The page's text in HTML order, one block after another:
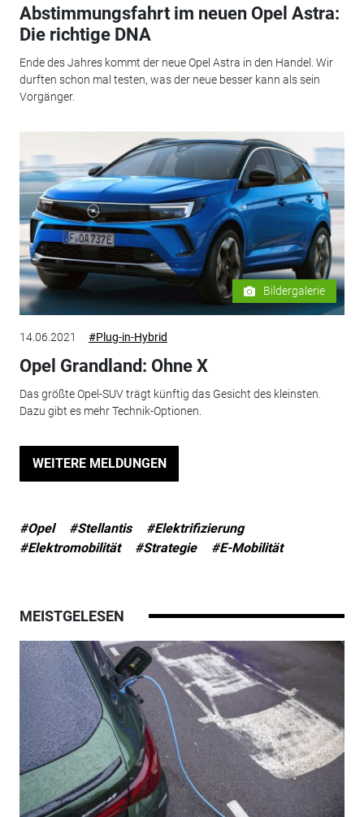
Abstimmungsfahrt im neuen Opel Astra:
Die richtige DNA
Ende des Jahres kommt der neue Opel Astra in den Handel. Wir
durften schon mal testen, was der neue besser kann als sein
Vorgänger.
Bildergalerie
14.06.2021 #Plug-in-Hybrid
Opel Grandland: Ohne X
Das größte Opel-SUV trägt künftig das Gesicht des kleinsten.
Dazu gibt es mehr Technik-Optionen.
WEITERE MELDUNGEN
#Opel #Stellantis
#Elektrifizierung
#Elektromobilität
#Strategie #E-Mobilität
MEISTGELESEN